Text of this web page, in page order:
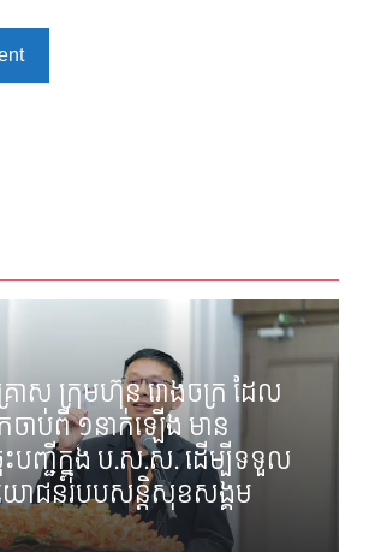
ាស ក្រុមហ៊ុន រោងចក្រ ដែល
ចាប់ពី ១នាក់ឡើង មាន
ះបញ្ជីក្នុង ប.ស.ស. ដើម្បីទទួល
យោជន៍របបសន្តិសុខសង្គម